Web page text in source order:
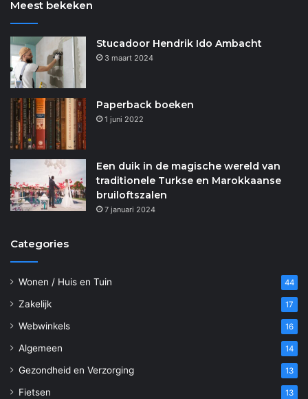
Meest bekeken
Stucadoor Hendrik Ido Ambacht
3 maart 2024
Paperback boeken
1 juni 2022
Een duik in de magische wereld van
traditionele Turkse en Marokkaanse
bruiloftszalen
7 januari 2024
Categories
Wonen / Huis en Tuin 44
Zakelijk 17
Webwinkels 16
Algemeen 14
Gezondheid en Verzorging 13
Fietsen 13